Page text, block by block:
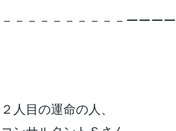
－－－－－－－－－－ーーーー
２人目の運命の人、